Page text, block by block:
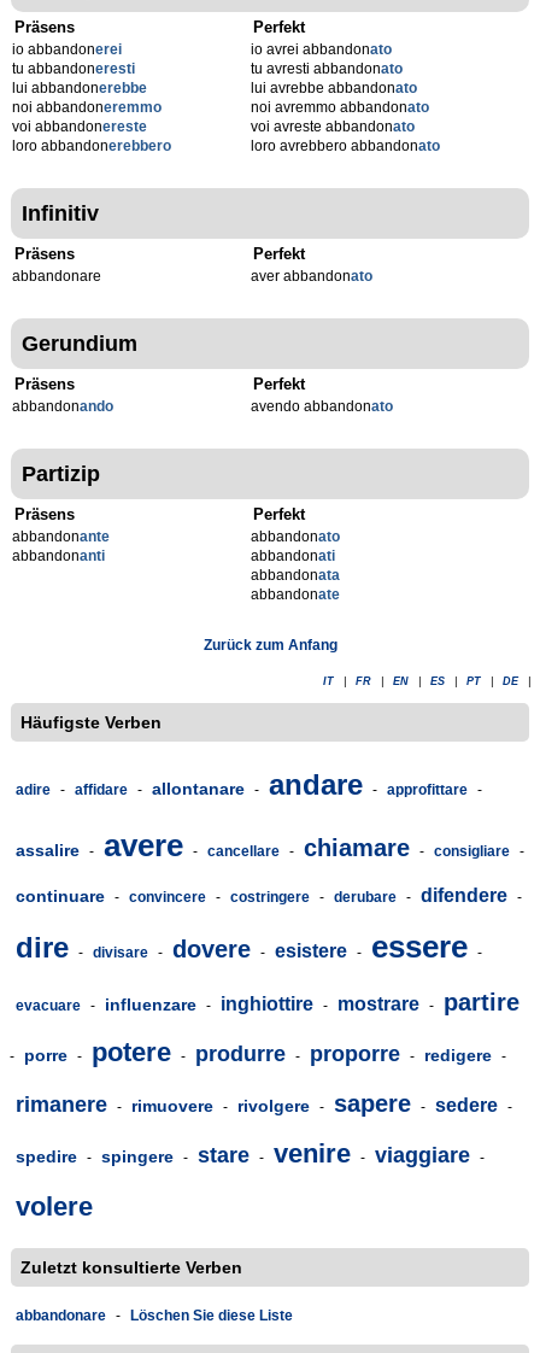
Präsens
io abbandonerei
tu abbandoneresti
lui abbandonerebbe
noi abbandoneremmo
voi abbandonereste
loro abbandonerebbero
Perfekt
io avrei abbandonato
tu avresti abbandonato
lui avrebbe abbandonato
noi avremmo abbandonato
voi avreste abbandonato
loro avrebbero abbandonato
Infinitiv
Präsens
abbandonare
Perfekt
aver abbandonato
Gerundium
Präsens
abbandonando
Perfekt
avendo abbandonato
Partizip
Präsens
abbandonante
abbandonanti
Perfekt
abbandonato
abbandonati
abbandonata
abbandonate
Zurück zum Anfang
IT FR EN ES PT DE
Häufigste Verben
adire - affidare - allontanare - andare - approfittare -
assalire - avere - cancellare - chiamare - consigliare -
continuare - convincere - costringere - derubare - difendere -
dire - divisare - dovere - esistere - essere -
evacuare - influenzare - inghiottire - mostrare - partire
- porre - potere - produrre - proporre - redigere -
rimanere - rimuovere - rivolgere - sapere - sedere -
spedire - spingere - stare - venire - viaggiare -
volere
Zuletzt konsultierte Verben
abbandonare - Löschen Sie diese Liste